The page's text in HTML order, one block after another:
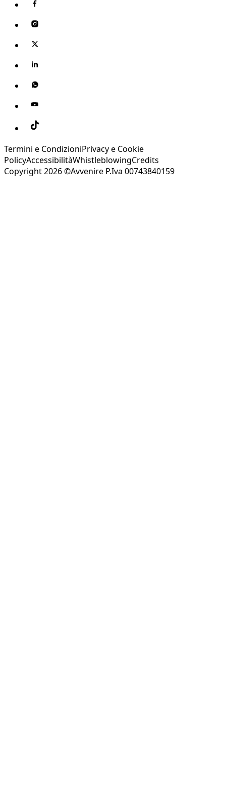
Termini e CondizioniPrivacy e Cookie
PolicyAccessibilitàWhistleblowingCredits
Copyright 2026 ©Avvenire P.Iva 00743840159